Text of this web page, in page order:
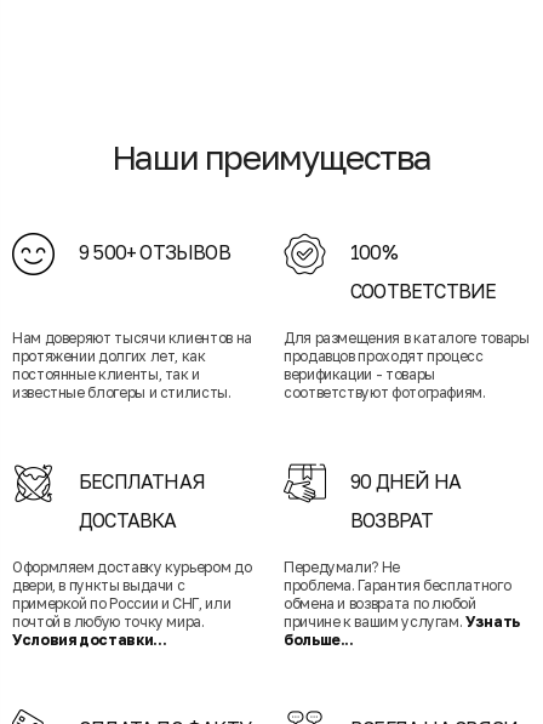
Наши преимущества
9 500+ ОТЗЫВОВ
Нам доверяют тысячи клиентов на
протяжении долгих лет, как
постоянные клиенты, так и
известные блогеры и стилисты.
100%
СООТВЕТСТВИЕ
Для размещения в каталоге товары
продавцов проходят процесс
верификации - товары
соответствуют фотографиям.
БЕСПЛАТНАЯ
ДОСТАВКА
Оформляем доставку курьером до
двери, в пункты выдачи с
примеркой по России и СНГ, или
почтой в любую точку мира.
Условия доставки...
90 ДНЕЙ НА
ВОЗВРАТ
Передумали? Не
проблема. Гарантия бесплатного
обмена и возврата по любой
причине к вашим услугам. Узнать
больше...